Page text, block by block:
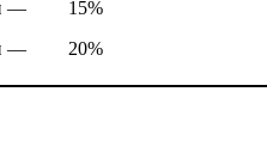
—
15%
—
20%